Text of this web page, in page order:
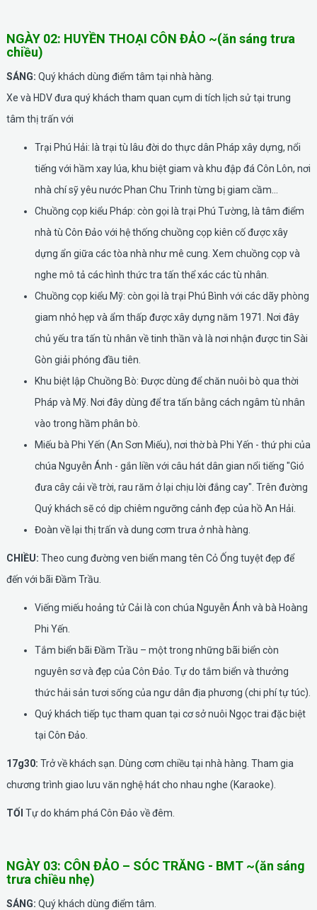
NGÀY 02: HUYỀN THOẠI CÔN ĐẢO ~(ăn sáng trưa
chiều)
SÁNG: Quý khách dùng điểm tâm tại nhà hàng.
Xe và HDV đưa quý khách tham quan cụm di tích lịch sử tại trung
tâm thị trấn với
Trại Phú Hải: là trại tù lâu đời do thực dân Pháp xây dựng, nổi
tiếng với hầm xay lúa, khu biệt giam và khu đập đá Côn Lôn, nơi
nhà chí sỹ yêu nước Phan Chu Trinh từng bị giam cầm…
Chuồng cọp kiểu Pháp: còn gọi là trại Phú Tường, là tâm điểm
nhà tù Côn Đảo với hệ thống chuồng cọp kiên cố được xây
dựng ẩn giữa các tòa nhà như mê cung. Xem chuồng cọp và
nghe mô tả các hình thức tra tấn thể xác các tù nhân.
Chuồng cọp kiểu Mỹ: còn gọi là trại Phú Bình với các dãy phòng
giam nhỏ hẹp và ẩm thấp được xây dựng năm 1971. Nơi đây
chủ yếu tra tấn tù nhân về tinh thần và là nơi nhận được tin Sài
Gòn giải phóng đầu tiên.
Khu biệt lập Chuồng Bò: Được dùng để chăn nuôi bò qua thời
Pháp và Mỹ. Nơi đây dùng để tra tấn bằng cách ngâm tù nhân
vào trong hầm phân bò.
Miếu bà Phi Yến (An Sơn Miếu), nơi thờ bà Phi Yến - thứ phi của
chúa Nguyễn Ánh - gắn liền với câu hát dân gian nổi tiếng "Gió
đưa cây cải về trời, rau răm ở lại chịu lời đắng cay". Trên đường
Quý khách sẽ có dịp chiêm ngưỡng cảnh đẹp của hồ An Hải.
Đoàn về lại thị trấn và dung cơm trưa ở nhà hàng.
CHIỀU: Theo cung đường ven biển mang tên Cỏ Ống tuyệt đẹp để
đến với bãi Đầm Trầu.
Viếng miếu hoảng tử Cải là con chúa Nguyễn Ánh và bà Hoàng
Phi Yến.
Tắm biển bãi Đầm Trầu – một trong những bãi biển còn
nguyên sơ và đẹp của Côn Đảo. Tự do tắm biển và thưởng
thức hải sản tươi sống của ngư dân địa phương (chi phí tự túc).
Quý khách tiếp tục tham quan tại cơ sở nuôi Ngọc trai đặc biệt
tại Côn Đảo.
17g30: Trở về khách sạn. Dùng cơm chiều tại nhà hàng. Tham gia
chương trình giao lưu văn nghệ hát cho nhau nghe (Karaoke).
TỐI Tự do khám phá Côn Đảo về đêm.
NGÀY 03: CÔN ĐẢO – SÓC TRĂNG - BMT ~(ăn sáng
trưa chiều nhẹ)
SÁNG: Quý khách dùng điểm tâm.